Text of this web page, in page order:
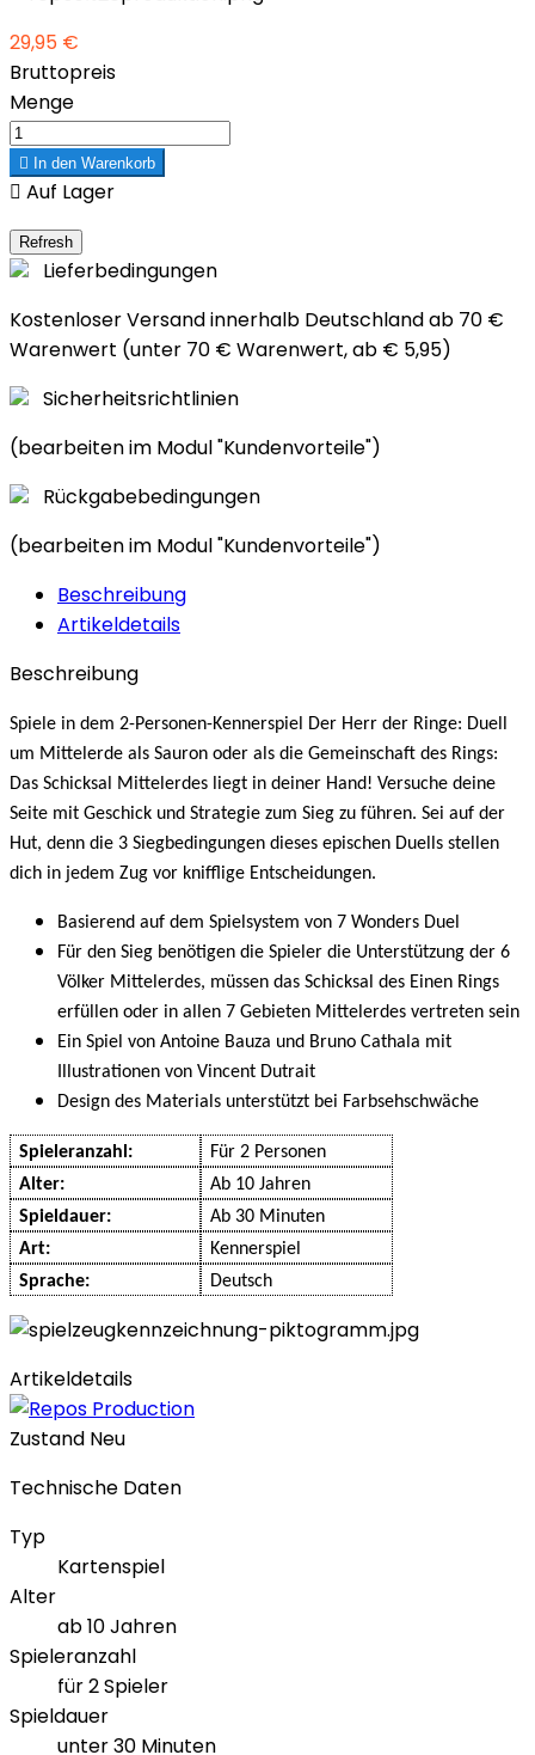
29,95 €
Bruttopreis
Menge
 In den Warenkorb
 Auf Lager
Lieferbedingungen
Kostenloser Versand innerhalb Deutschland ab 70 €
Warenwert (unter 70 € Warenwert, ab € 5,95)
Sicherheitsrichtlinien
(bearbeiten im Modul "Kundenvorteile")
Rückgabebedingungen
(bearbeiten im Modul "Kundenvorteile")
Beschreibung
Artikeldetails
Beschreibung
Spiele in dem 2-Personen-Kennerspiel Der Herr der Ringe: Duell
um Mittelerde als Sauron oder als die Gemeinschaft des Rings:
Das Schicksal Mittelerdes liegt in deiner Hand! Versuche deine
Seite mit Geschick und Strategie zum Sieg zu führen. Sei auf der
Hut, denn die 3 Siegbedingungen dieses epischen Duells stellen
dich in jedem Zug vor knifflige Entscheidungen.
Basierend auf dem Spielsystem von 7 Wonders Duel
Für den Sieg benötigen die Spieler die Unterstützung der 6
Völker Mittelerdes, müssen das Schicksal des Einen Rings
erfüllen oder in allen 7 Gebieten Mittelerdes vertreten sein
Ein Spiel von Antoine Bauza und Bruno Cathala mit
Illustrationen von Vincent Dutrait
Design des Materials unterstützt bei Farbsehschwäche
Spieleranzahl: Für2 Personen
Alter:
Ab 10Jahren
Spieldauer:
Ab 30 Minuten
Art:
Kennerspiel
Sprache:
Deutsch
Artikeldetails
Zustand Neu
Technische Daten
Typ
Kartenspiel
Alter
ab 10 Jahren
Spieleranzahl
für 2 Spieler
Spieldauer
unter 30 Minuten